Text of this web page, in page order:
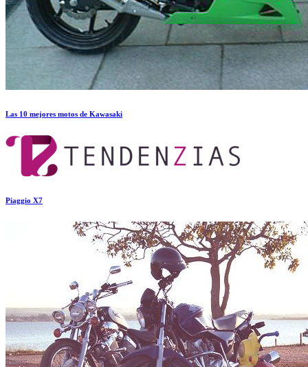
Las 10 mejores motos de Kawasaki
Piaggio X7